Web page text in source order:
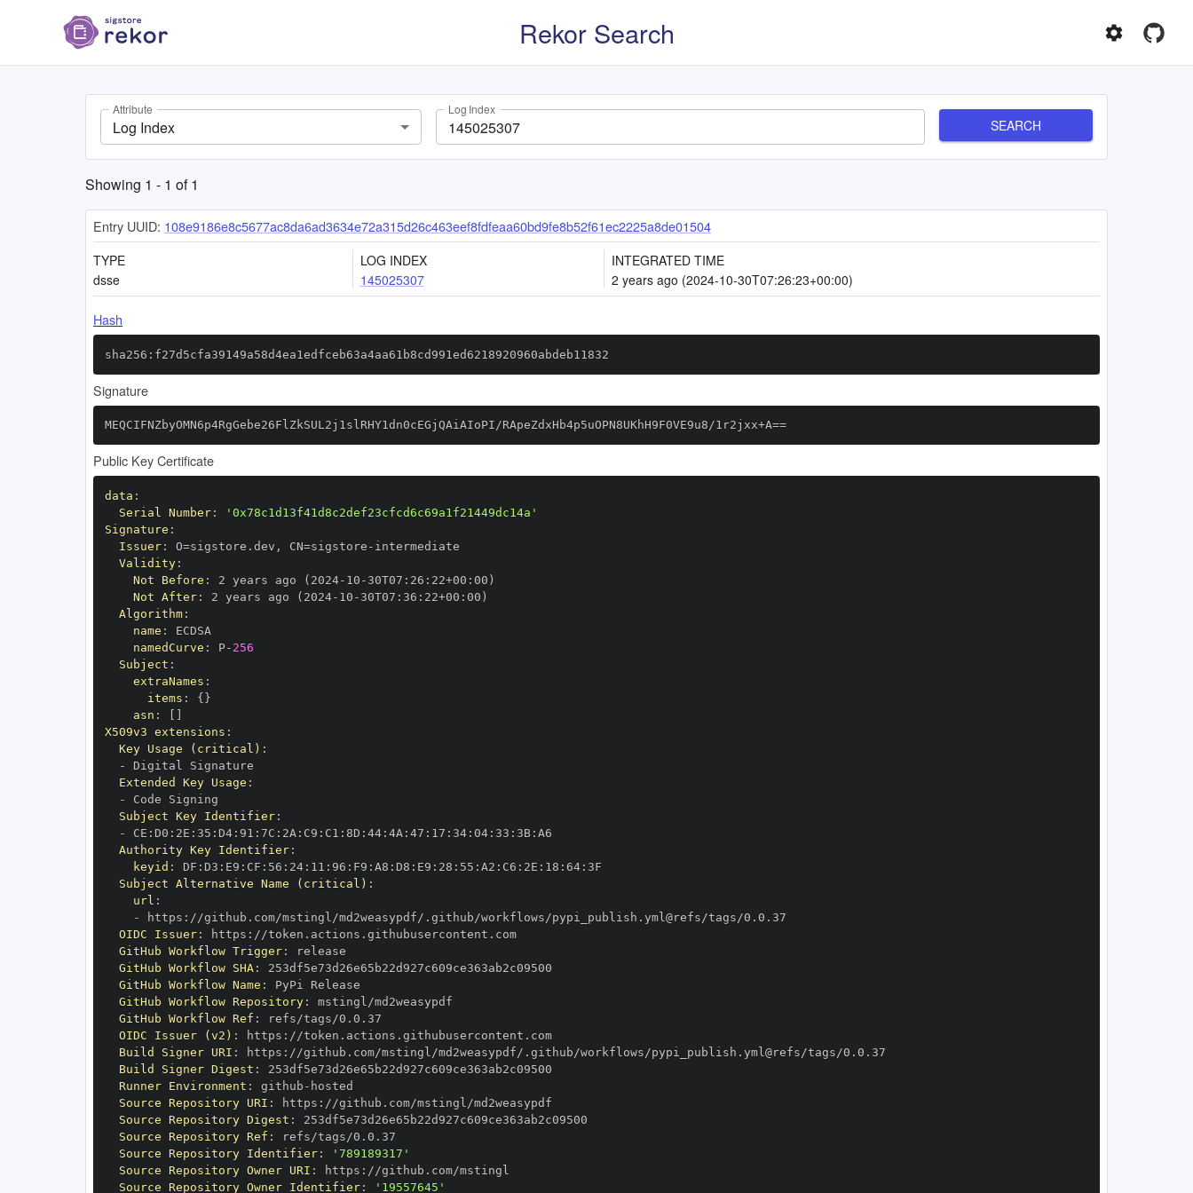
Rekor Search
Attribute
Log Index
Log Index
SEARCH
Showing 1 - 1 of1
Entry UUID: 108e9186e8c5677ac8da6ad3634e72a315d26c463eef8fdfeaa60bd9fe8b52f61ec2225a8de01504
TYPE
dsse
LOG INDEX
145025307
INTEGRATED TIME
2 years ago (2024-10-30T07:26:23+00:00)
Hash
sha256:f27d5cfa39149a58d4ea1edfceb63a4aa61b8cd991ed6218920960abdeb11832
Signature
MEQCIFNZbyOMN6p4RgGebe26FlZkSUL2j1slRHY1dn0cEGjQAiAIoPI/RApeZdxHb4p5uOPN8UKhH9F0VE9u8/1r2jxx+A==
Public Key Certificate
data :
Serial Number:
'0x78c1d13f41d8c2def23cfcd6c69a1f21449dc14a'
Signature :
Issuer: O=sigstore.dev , CN=sigstore -
Validity:
Not Before : 2 years ago (2024- 10 - 30T07 : 26 : 22+00 :
Not After: 2 years ago (2024- 10 - 30T07 : 36 : 22+00 :
Algorithm:
name :
namedCurve : P- 256
Subject :
extraNames :
items : { }
asn :
X509v3 extensions :
Key Usage (critical) :
-
Extended Key Usage :
-
Subject Key Identifier:
-
CE : D0 : 2E : 35 : D4: 91 : 7C : 2A : C9 : C1 : 8D : 44: 4A : 47 : 17 : 34: 04: 33 : 3B:
Authority Key Identifier:
keyid : DF : D3 : E9 : CF : 56 : 24: 11 : 96 : F9 : A8 : D8 : E9 : 28 : 55 : A2 : C6 : 2E : 18 : 64:
Subject Alternative Name (critical) :
url :
-
https :
OIDC Issuer: https :
//token.actions.githubusercontent.com
GitHub Workflow Trigger:
GitHub Workflow SHA:
GitHub Workflow Name :
GitHub Workflow Repository:
GitHub Workflow Ref :
OIDC Issuer (v2) : https :
//token.actions.githubusercontent.com
Build Signer URI : https :
Build Signer Digest :
Runner Environment : github -
Source Repository URI : https :
Source Repository Digest :
Source Repository Ref :
Source Repository Identifier:
'789189317'
Source Repository Owner URI : https :
Source Repository Owner Identifier: '19557645'